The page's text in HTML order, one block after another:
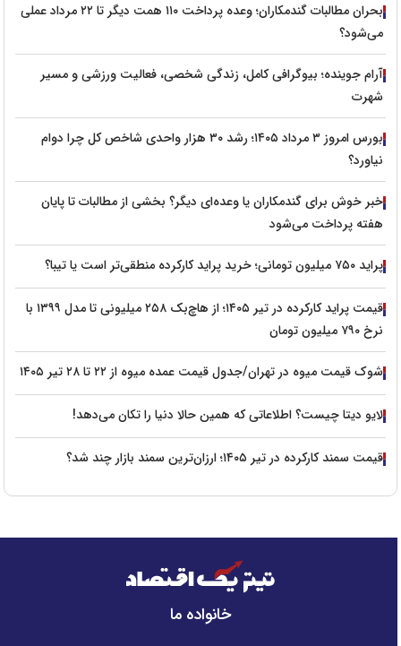
بحران مطالبات گندمکاران؛ وعده پرداخت ۱۱۰ همت دیگر تا ۲۲ مرداد عملی
می‌شود؟
آرام جوینده؛ بیوگرافی کامل، زندگی شخصی، فعالیت ورزشی و مسیر
شهرت
بورس امروز ۳ مرداد ۱۴۰۵؛ رشد ۳۰ هزار واحدی شاخص کل چرا دوام
نیاورد؟
خبر خوش برای گندمکاران یا وعده‌ای دیگر؟ بخشی از مطالبات تا پایان
هفته پرداخت می‌شود
پراید ۷۵۰ میلیون تومانی؛ خرید پراید کارکرده منطقی‌تر است یا تیبا؟
قیمت پراید کارکرده در تیر ۱۴۰۵؛ از هاچ‌بک ۲۵۸ میلیونی تا مدل ۱۳۹۹ با
نرخ ۷۹۰ میلیون تومان
شوک قیمت میوه در تهران/جدول قیمت عمده میوه از ۲۲ تا ۲۸ تیر ۱۴۰۵
لایو دیتا چیست؟ اطلاعاتی که همین حالا دنیا را تکان می‌دهد!
قیمت سمند کارکرده در تیر ۱۴۰۵؛ ارزان‌ترین سمند بازار چند شد؟
خانواده ما